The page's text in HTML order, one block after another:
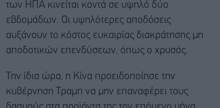
των ΗΠΑ κινείται κοντά σε υψηλό δύο
εβδομάδων. Οι υψηλότερες αποδόσεις
αυξάνουν το κόστος ευκαιρίας διακράτησης μη
αποδοτικών επενδύσεων, όπως ο χρυσός.
Την ίδια ώρα, η Κίνα προειδοποίησε την
κυβέρνηση Τραμπ να μην επαναφέρει τους